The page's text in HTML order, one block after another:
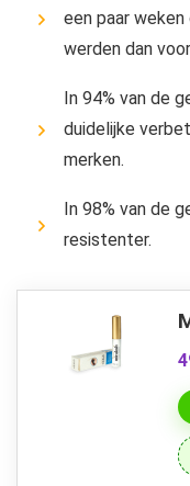
een paar
werden dan
In 94% van de
duidelijke
merken.
In 98% van de
resistenter.